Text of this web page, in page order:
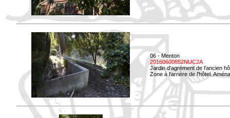
06 - Menton
20160600652NUC2A
Jardin d'agrément de l'ancien
Zone à l'arrière de l'hôtel.